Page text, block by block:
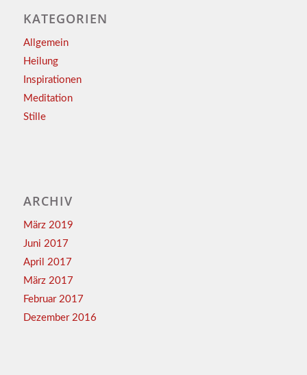
KATEGORIEN
Allgemein
Heilung
Inspirationen
Meditation
Stille
ARCHIV
März 2019
Juni 2017
April 2017
März 2017
Februar 2017
Dezember 2016